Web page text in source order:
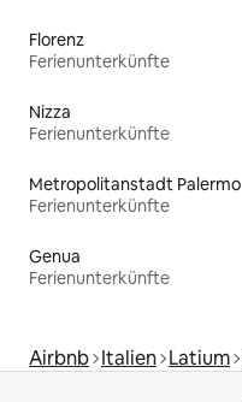
Florenz
Ferienunterkünfte
Nizza
Ferienunterkünfte
Metropolitanstadt Palermo
Ferienunterkünfte
Genua
Ferienunterkünfte
Airbnb Italien Latium